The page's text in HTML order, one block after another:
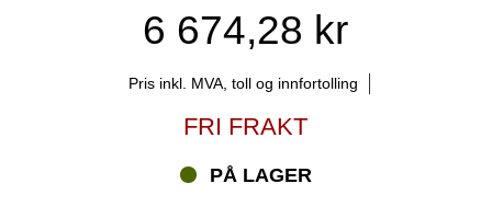
6 674,28 kr
Pris inkl. MVA, toll og innfortolling
FRI FRAKT
PÅ LAGER